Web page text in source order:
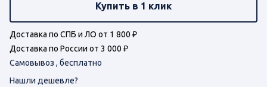
Купить в 1 клик
Доставка по СПБ и ЛО от 1 800 ₽
Доставка по России от 3 000 ₽
Самовывоз , бесплатно
Нашли дешевле?